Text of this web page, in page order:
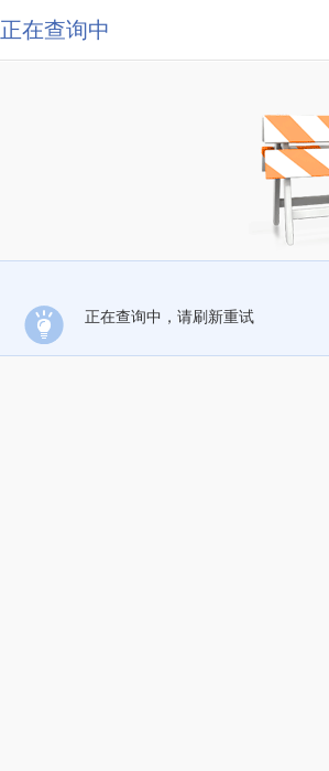
正在查询中
正在查询中，请刷新重试